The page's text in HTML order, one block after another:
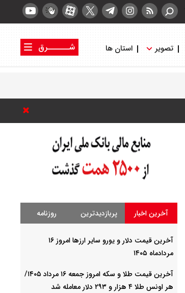
تصویر استان ها
شــــــرق
آخرین اخبار پربازدیدترین روزنامه
آخرین قیمت دلار و یورو سایر ارزها امروز ۱۶
مردادماه ۱۴۰۵
آخرین قیمت طلا و سکه امروز جمعه ۱۶ مرداد ۱۴۰۵/
هر اونس طلا ۴ هزار و ٢٩٣ دلار معامله شد